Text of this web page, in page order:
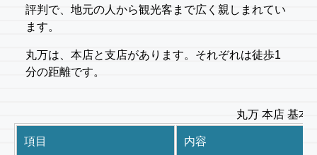
評判で、地元の人から観光客まで広く親しまれてい
ます。
丸万は、本店と支店があります。それぞれは徒歩1
分の距離です。
丸万 本店 基本
項目 内容